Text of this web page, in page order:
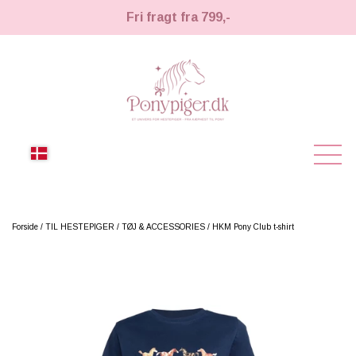
Fri fragt fra 799,-
NYHEDER
STRIGLER & TILBEHØR
Forside TIL HESTEPIGER TØJ & ACCESSORIES HKM Pony Club t-shirt